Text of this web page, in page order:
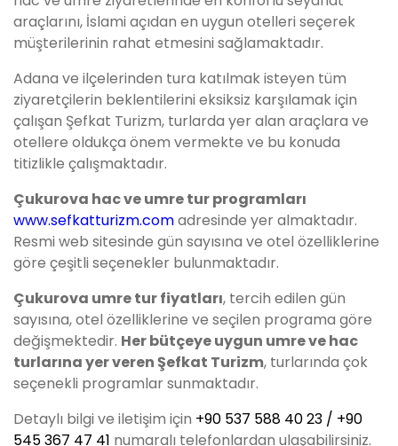
araçlarını, İslami açıdan en uygun otelleri seçerek
müşterilerinin rahat etmesini sağlamaktadır.
Adana ve ilçelerinden tura katılmak isteyen tüm
ziyaretçilerin beklentilerini eksiksiz karşılamak için
çalışan Şefkat Turizm, turlarda yer alan araçlara ve
otellere oldukça önem vermekte ve bu konuda
titizlikle çalışmaktadır.
Çukurova hac ve umre tur programları
www.sefkatturizm.comadresinde yer almaktadır.
Resmi web sitesinde gün sayısına ve otel özelliklerine
göre çeşitli seçenekler bulunmaktadır.
Çukurova umre tur fiyatları, tercih edilen gün
sayısına, otel özelliklerine ve seçilen programa göre
değişmektedir. Her bütçeye uygun umre ve hac
turlarına yer veren Şefkat Turizm, turlarında çok
seçenekli programlar sunmaktadır.
Detaylı bilgi ve iletişim için +90 537 588 40 23 / +90
545 367 47 41 numaralı telefonlardan ulaşabilirsiniz.